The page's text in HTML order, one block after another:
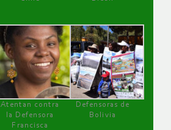
Atentan contra
la Defensora
Francisca
Defensoras de
Bolivia